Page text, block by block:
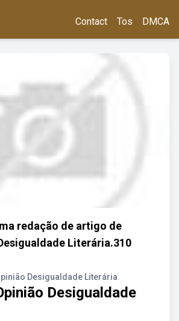
Contact Tos DMCA
redação de artigo de
Literária.310
Desigualdade Literária
Desigualdade